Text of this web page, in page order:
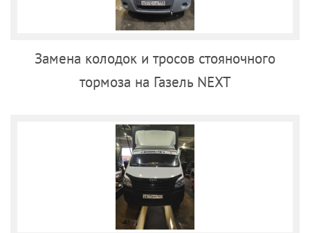
Замена колодок и тросов стояночного
тормоза на Газель NEXT